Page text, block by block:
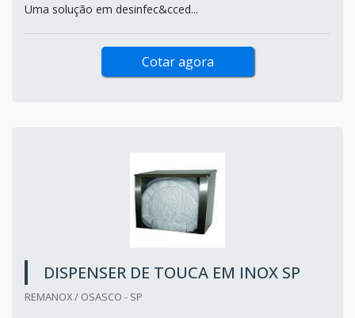
Uma solução em desinfec&cced...
Cotar agora
DISPENSER DE TOUCA EM INOX SP
REMANOX / OSASCO - SP